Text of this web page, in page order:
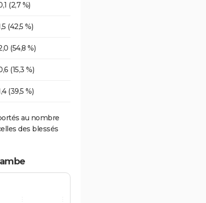
(2,7 %)
(42,5 %)
(54,8 %)
(15,3 %)
(39,5 %)
au nombre
des blessés